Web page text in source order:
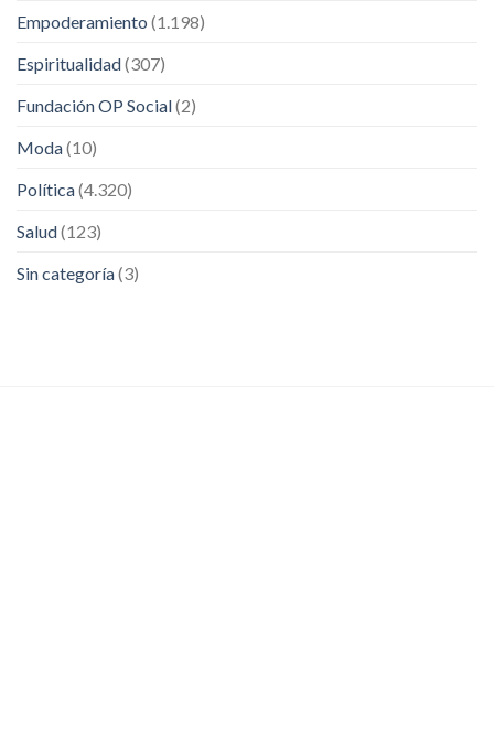
Empoderamiento (1.198)
Espiritualidad(307)
Fundación OP Social(2)
Moda(10)
Política(4.320)
Salud(123)
Sin categoría(3)